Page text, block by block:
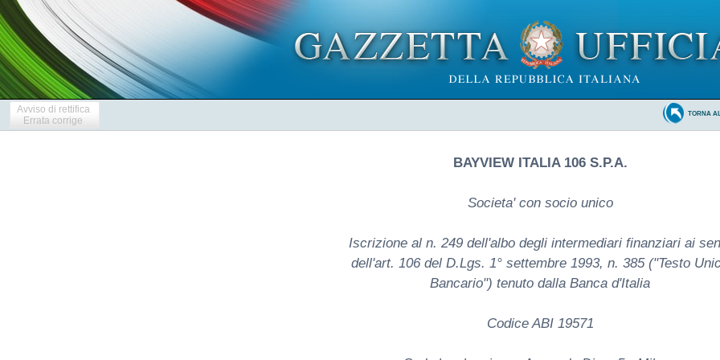
Avviso di rettifica
Errata corrige
TORNA
BAYVIEW ITALIA 106 S.P.A.
Societa' con socio unico
Iscrizione al n. 249 dell'albo degli intermediari finanziari ai
dell'art. 106 del D.Lgs. 1° settembre 1993, n. 385 ("Testo
Bancario") tenuto dalla Banca d'Italia
Codice ABI 19571